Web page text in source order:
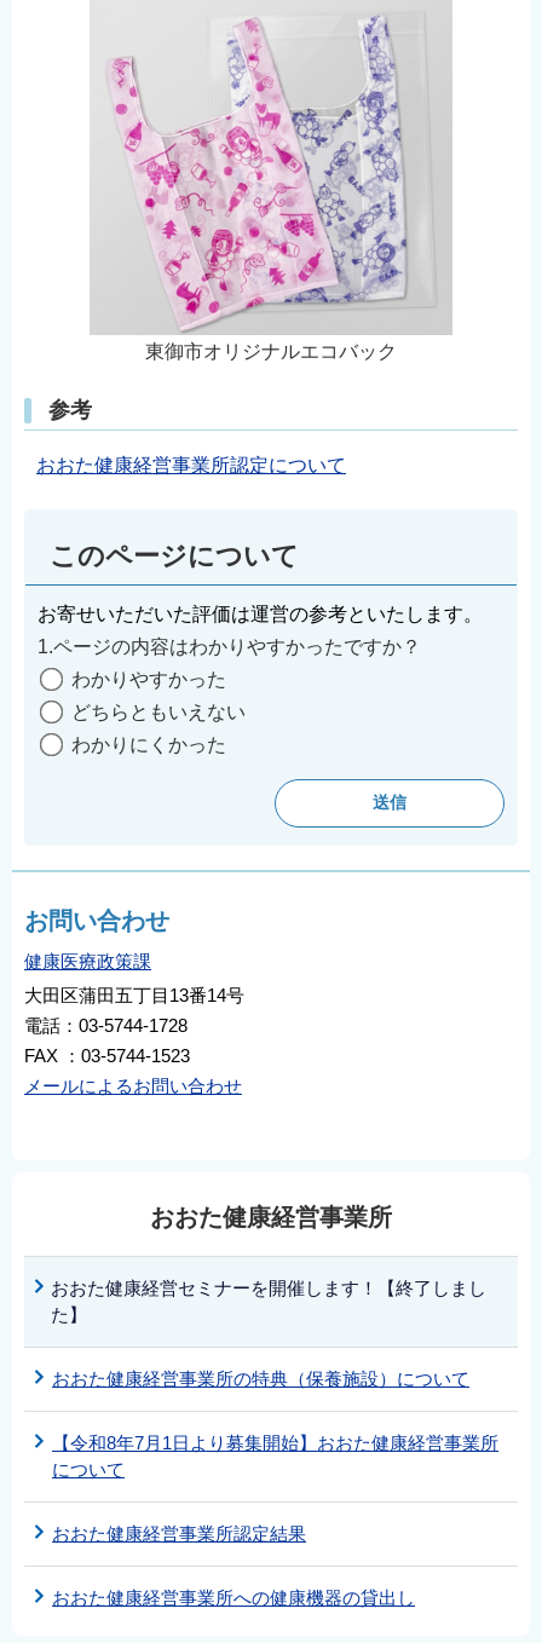
東御市オリジナルエコバック
参考
おおた健康経営事業所認定について
このページについて
お寄せいただいた評価は運営の参考といたします。
1.ページの内容はわかりやすかったですか？
わかりやすかった
どちらともいえない
わかりにくかった
お問い合わせ
健康医療政策課
大田区蒲田五丁目13番14号
電話：03-5744-1728
FAX ：03-5744-1523
メールによるお問い合わせ
おおた健康経営事業所
おおた健康経営セミナーを開催します！【終了しまし
た】
おおた健康経営事業所の特典（保養施設）について
【令和8年7月1日より募集開始】おおた健康経営事業所
について
おおた健康経営事業所認定結果
おおた健康経営事業所への健康機器の貸出し